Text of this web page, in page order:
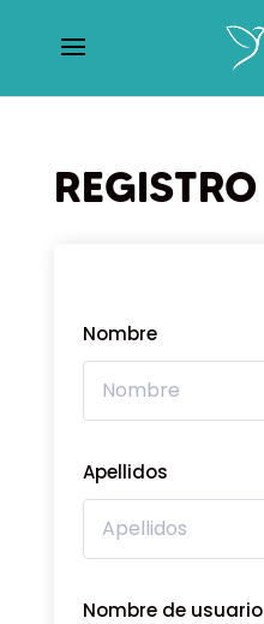
REGISTRO
Nombre
Apellidos
Nombre de usuario